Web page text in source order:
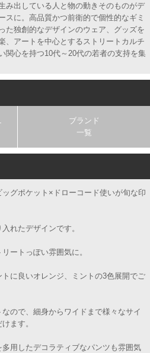
み出している人と物の動きそのものがデ
スに。高品質かつ前衛的で個性的なギミ
た独創的なデザインのウェア、グッズを
、アートを中心とするストリートカルチ
関心を持つ10代～20代の若者の支持を集
ブランド
一覧
グポケット×ドローコード使いが旬な印
れたデザインです。
ートっぽい雰囲気に。
に良いオレンジ、ミントの3色展開でご
ので、細身からワイドまで様々なサイ
ます。
用したデコラティブなパンツも雰囲気